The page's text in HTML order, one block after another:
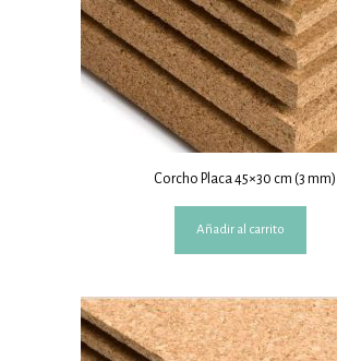
Corcho Placa 45×30 cm (3 mm)
Añadir al carrito